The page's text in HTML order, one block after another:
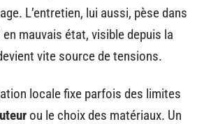
L’entretien, lui aussi, pèse dans
en mauvais état, visible depuis la
vite source de tensions.
locale fixe parfois des limites
ou le choix des matériaux. Un